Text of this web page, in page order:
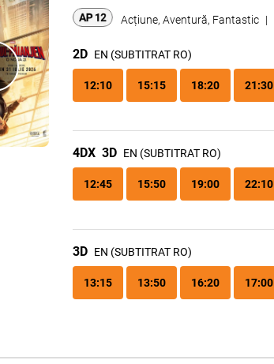
Acțiune, Aventură, Fantastic |
2D EN (SUBTITRAT RO)
12:10 15:15 18:20 21:30
4DX 3D EN (SUBTITRAT RO)
12:45 15:50 19:00 22:10
3D EN (SUBTITRAT RO)
13:15 13:50 16:20 17:00